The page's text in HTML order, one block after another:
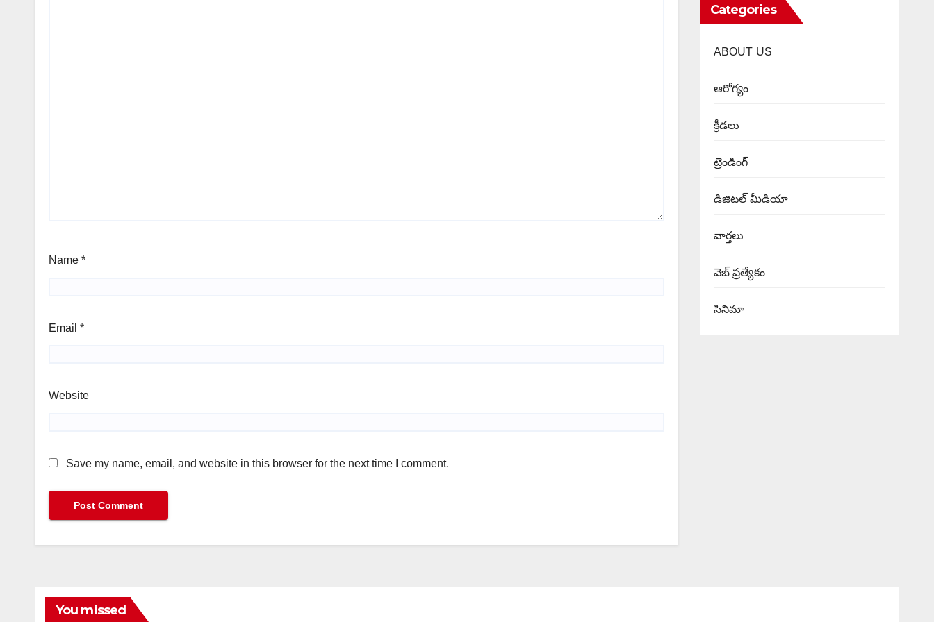
Name *
Email *
Website
Save my name, email, and website in this browser for the next time I comment.
Categories
ABOUT US
ఆరోగ్యం
క్రీడలు
ట్రెండింగ్
డిజిటల్ మీడియా
వార్త‌లు
వెబ్ ప్రత్యేకం
సినిమా
You missed